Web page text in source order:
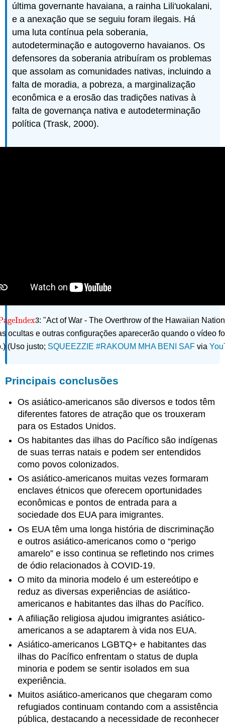
última governante havaiana, a rainha Lili'uokalani,
e a anexação que se seguiu foram ilegais. Há
uma luta contínua pela soberania,
autodeterminação e autogoverno havaianos. Os
defensores da soberania atribuíram os problemas
que assolam as comunidades nativas, incluindo a
falta de moradia, a pobreza, a marginalização
econômica e a erosão das tradições nativas à
falta de governança nativa e autodeterminação
política (Trask, 2000).
3
3: "Act of War - The Overthrow of the Hawaiian Nation
ocultas e outras configurações aparecerão quando o vídeo
(Uso justo; SQUEEZZIE #RAKOUM MHA BENI SAF via
Principais conclusões
Os asiático-americanos são diversos e todos têm
diferentes fatores de atração que os trouxeram
para os Estados Unidos.
Os habitantes das ilhas do Pacífico são indígenas
de suas terras natais e podem ser entendidos
como povos colonizados.
Os asiático-americanos muitas vezes formaram
enclaves étnicos que oferecem oportunidades
econômicas e pontos de entrada para a
sociedade dos EUA para imigrantes.
Os EUA têm uma longa história de discriminação
e outros asiático-americanos como o “perigo
amarelo” e isso continua se refletindo nos crimes
de ódio relacionados à COVID-19.
O mito da minoria modelo é um estereótipo e
reduz as diversas experiências de asiático-
americanos e habitantes das ilhas do Pacífico.
A afiliação religiosa ajudou imigrantes asiático-
americanos a se adaptarem à vida nos EUA.
Asiático-americanos LGBTQ+ e habitantes das
ilhas do Pacífico enfrentam o status de dupla
minoria e podem se sentir isolados em sua
experiência.
Muitos asiático-americanos que chegaram como
refugiados continuam contando com a assistência
pública, destacando a necessidade de reconhecer